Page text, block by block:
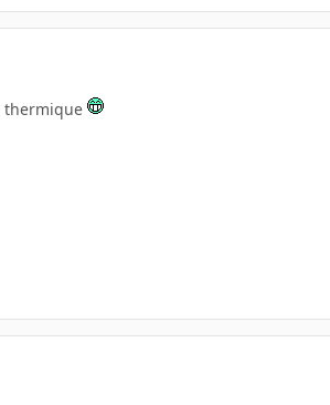
thermique